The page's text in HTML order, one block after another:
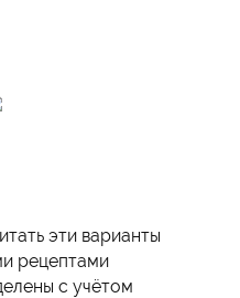
эти варианты
рецептами
с учётом